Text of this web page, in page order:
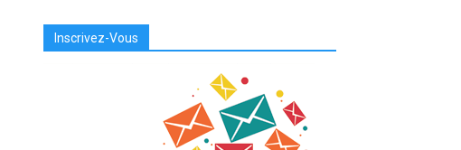
Inscrivez-Vous